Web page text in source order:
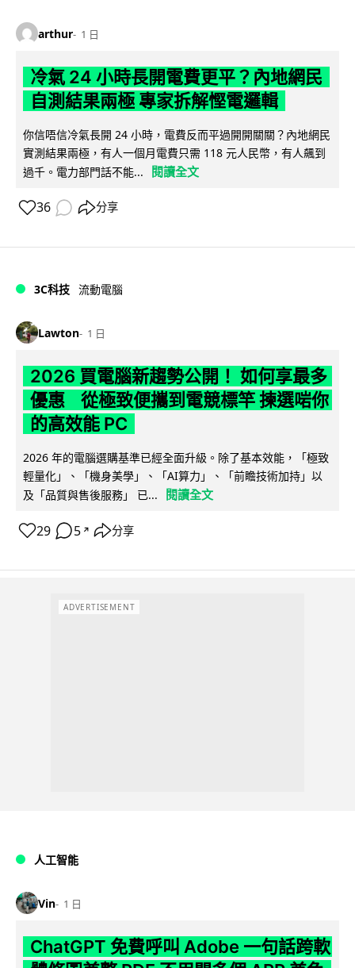
arthur 1 日
冷氣 24 小時長開電費更平？內地網民
自測結果兩極 專家拆解慳電邏輯
你信唔信冷氣長開 24 小時，電費反而平過開開關關？內地網民
實測結果兩極，有人一個月電費只需 118 元人民幣，有人飆到
過千。電力部門話不能...
閱讀全文
36 分享
3C科技 流動電腦
Lawton 1 日
2026 買電腦新趨勢公開！ 如何享最多
優惠 從極致便攜到電競標竿 揀選啱你
的高效能 PC
2026 年的電腦選購基準已經全面升級。除了基本效能，「極致
輕量化」、「機身美學」、「AI算力」、「前瞻技術加持」以
及「品質與售後服務」 已...
閱讀全文
29 5 ↗ 分享
ADVERTISEMENT
人工智能
Vin 1 日
ChatGPT 免費呼叫 Adobe 一句話跨軟